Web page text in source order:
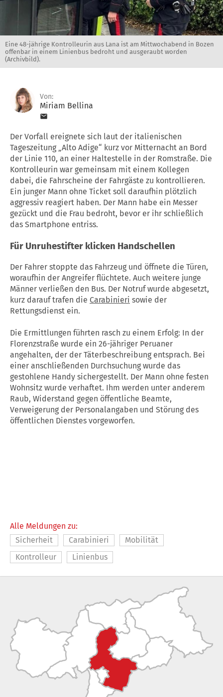
Eine 48-jährige Kontrolleurin aus Lana ist am Mittwochabend in Bozen
offenbar in einem Linienbus bedroht und ausgeraubt worden
(Archivbild).
Von:
Miriam Bellina
Der Vorfall ereignete sich laut der italienischen
Tageszeitung „Alto Adige“ kurz vor Mitternacht an Bord
der Linie 110, an einer Haltestelle in der Romstraße. Die
Kontrolleurin war gemeinsam mit einem Kollegen
dabei, die Fahrscheine der Fahrgäste zu kontrollieren.
Ein junger Mann ohne Ticket soll daraufhin plötzlich
aggressiv reagiert haben. Der Mann habe ein Messer
gezückt und die Frau bedroht, bevor er ihr schließlich
das Smartphone entriss.
Für Unruhestifter klicken Handschellen
Der Fahrer stoppte das Fahrzeug und öffnete die Türen,
woraufhin der Angreifer flüchtete. Auch weitere junge
Männer verließen den Bus. Der Notruf wurde abgesetzt,
kurz darauf trafen die Carabinieri sowie der
Rettungsdienst ein.
Die Ermittlungen führten rasch zu einem Erfolg: In der
Florenzstraße wurde ein 26-jähriger Peruaner
angehalten, der der Täterbeschreibung entsprach. Bei
einer anschließenden Durchsuchung wurde das
gestohlene Handy sichergestellt. Der Mann ohne festen
Wohnsitz wurde verhaftet. Ihm werden unter anderem
Raub, Widerstand gegen öffentliche Beamte,
Verweigerung der Personalangaben und Störung des
öffentlichen Dienstes vorgeworfen.
Alle Meldungen zu:
Sicherheit
Carabinieri
Mobilität
Kontrolleur
Linienbus